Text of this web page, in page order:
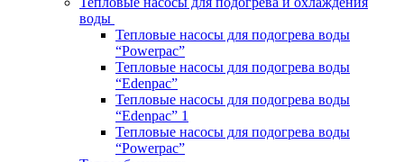
воды
Тепловые насосы для подогрева воды
“Powerpac”
Тепловые насосы для подогрева воды
“Edenpac”
Тепловые насосы для подогрева воды
“Edenpac” 1
Тепловые насосы для подогрева воды
“Powerpac”